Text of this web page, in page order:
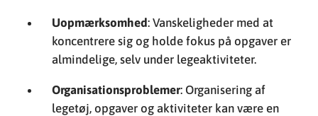
Uopmærksomhed: Vanskeligheder med at
koncentrere sig og holde fokus på opgaver er
almindelige, selv under legeaktiviteter.
Organisationsproblemer: Organisering af
legetøj, opgaver og aktiviteter kan være en